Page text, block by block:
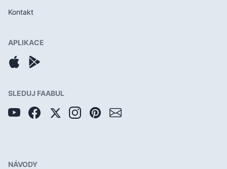
Kontakt
APLIKACE
SLEDUJ FAABUL
NÁVODY